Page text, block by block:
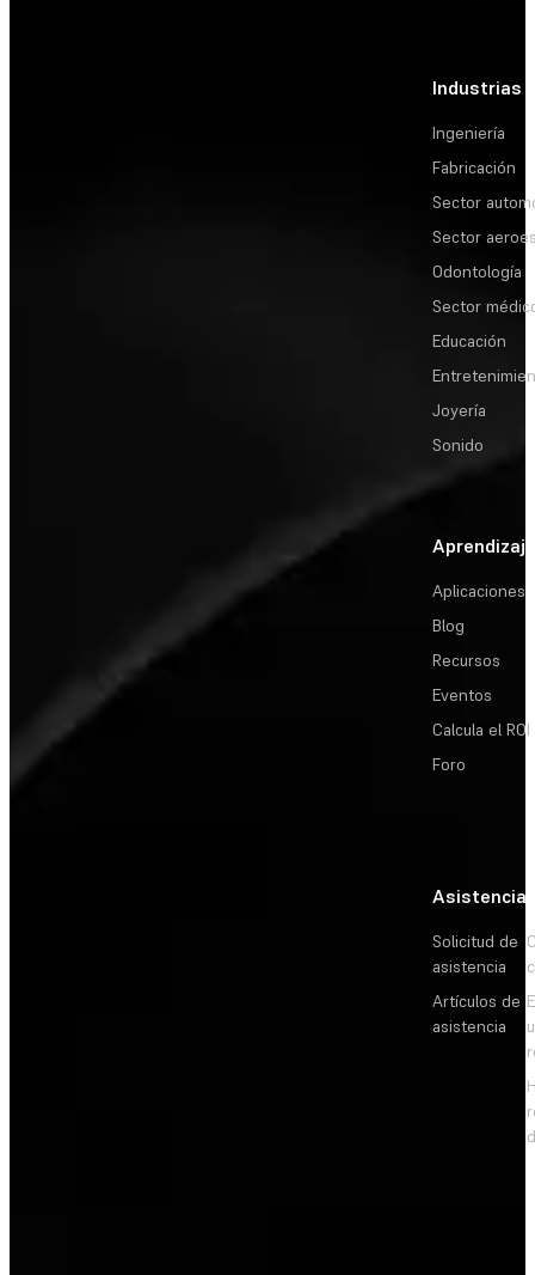
Industrias
Ingeniería
Fabricación
Sector
Sector
Odontología
Sector
Educación
Joyería
Sonido
Aprendizaje
Aplicaciones
Blog
Recursos
Eventos
Calcula el ROI
Foro
Asistencia
Solicitud de
asistencia
Artículos de
asistencia